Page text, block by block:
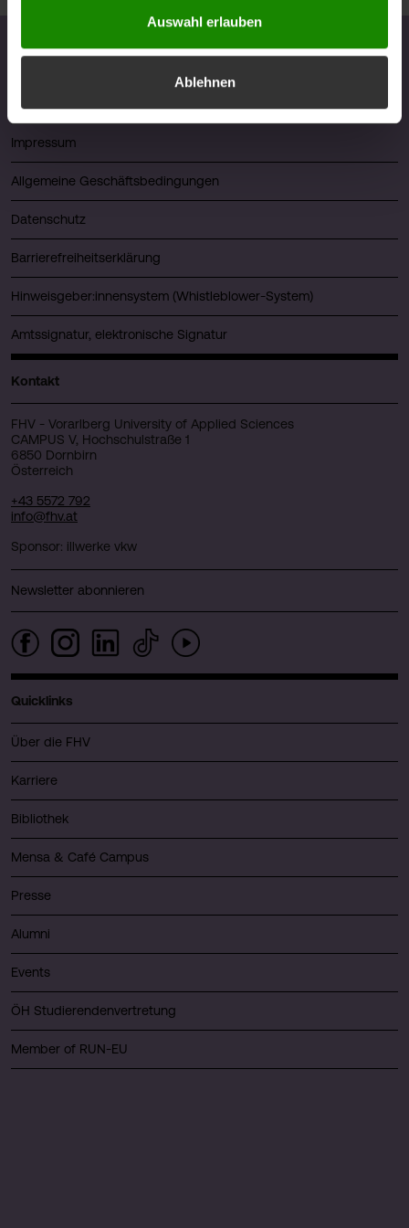
Auswahl erlauben
Ablehnen
Impressum
Allgemeine Geschäftsbedingungen
Datenschutz
Barrierefreiheitserklärung
Hinweisgeber:innensystem (Whistleblower-System)
Amtssignatur, elektronische Signatur
Kontakt
FHV - Vorarlberg University of Applied Sciences
CAMPUS V, Hochschulstraße 1
6850 Dornbirn
Österreich
+43 5572 792
info@fhv.at
Sponsor: illwerke vkw
Newsletter abonnieren
Quicklinks
Über die FHV
Karriere
Bibliothek
Mensa & Café Campus
Presse
Alumni
Events
ÖH Studierendenvertretung
Member of RUN-EU